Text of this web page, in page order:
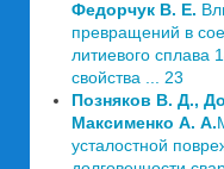
Федорчук В. Е.
превращений в
литиевого сплава
свойства ... 23
Позняков В. Д.,
Максименко А. А.
усталостной